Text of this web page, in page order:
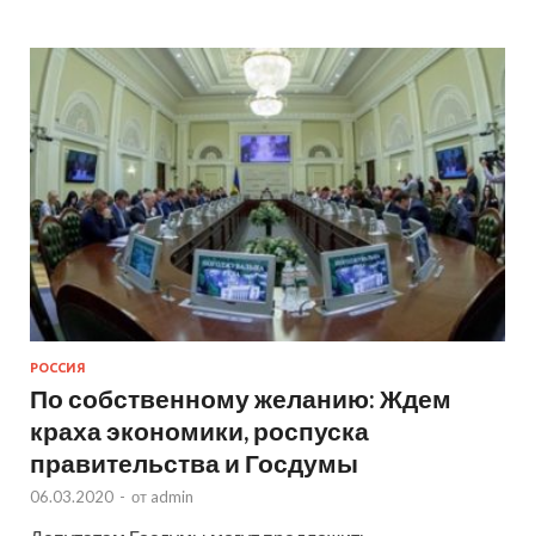
РОССИЯ
По собственному желанию: Ждем
краха экономики, роспуска
правительства и Госдумы
06.03.2020 - от admin